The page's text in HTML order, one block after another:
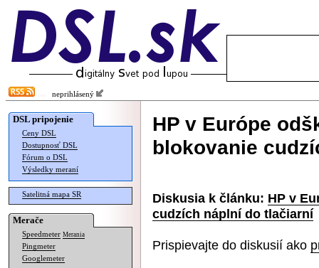
neprihlásený
DSL pripojenie
Ceny DSL
Dostupnosť DSL
Fórum o DSL
Výsledky meraní
Satelitná mapa SR
Merače
Speedmeter Merania
Pingmeter
Googlemeter
HP v Európe
blokovanie
Diskusia k článku: HP v
cudzích náplní do tlačiarní
Prispievajte do diskusií ako